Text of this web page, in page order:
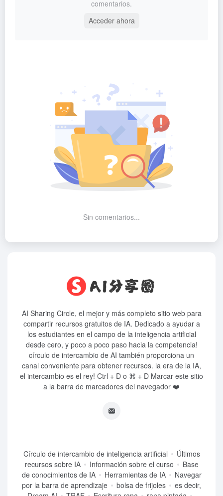
comentarios.
Acceder ahora
Sin comentarios...
AI Sharing Circle, el mejor y más completo sitio web para
compartir recursos gratuitos de IA. Dedicado a ayudar a
los estudiantes en el campo de la inteligencia artificial
desde cero, y poco a poco paso hacia la competencia!
círculo de intercambio de AI también proporciona un
canal conveniente para obtener recursos. la era de la IA,
el intercambio es el rey! Ctrl + D o ⌘ + D Marcar este sitio
a la barra de marcadores del navegador ❤️
Círculo de intercambio de inteligencia artificial
Últimos
recursos sobre IA
Información sobre el curso
Base
de conocimientos de IA
Herramientas de IA
Navegar
por la barra de aprendizaje
bolsa de frijoles
es decir,